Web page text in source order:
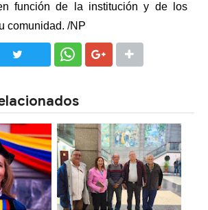
función de la institución y de los
comunidad. /NP